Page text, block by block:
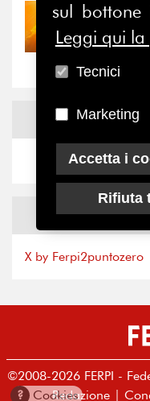
30/07/2026
Nove
“grande
X by Ferpi2puntozero
©2008-2026 FERPI -
Redazione|
? Cookies
sul
Leggi qui
Tecnici
Marketing
Accetta i
Rifiuta